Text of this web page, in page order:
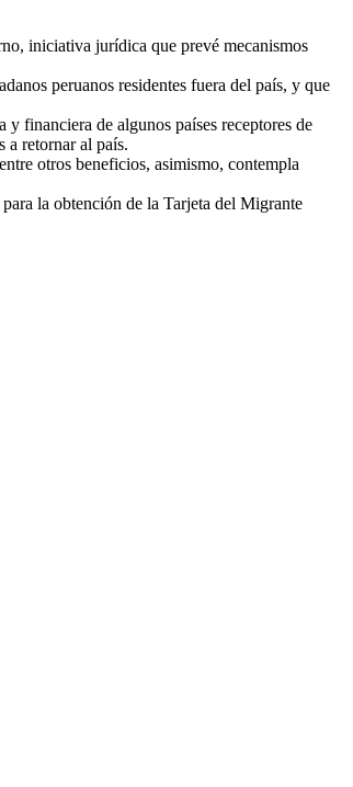
iniciativa jurídica que prevé mecanismos
peruanos residentes fuera del país, y que
financiera de algunos países receptores de
a retornar al país.
otros beneficios, asimismo, contempla
la obtención de la Tarjeta del Migrante